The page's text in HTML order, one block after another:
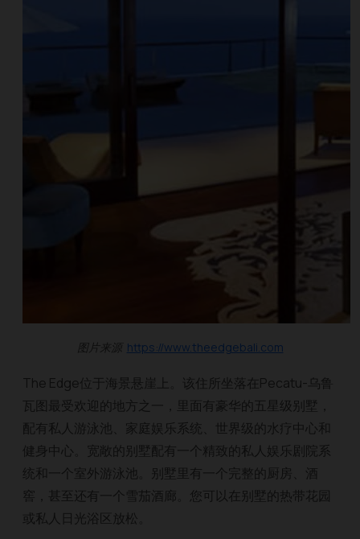
图片来源 https://www.theedgebali.com
The Edge位于海景悬崖上。该住所坐落在Pecatu-乌鲁
瓦图最受欢迎的地方之一，里面有豪华的五星级别墅，
配有私人游泳池、家庭娱乐系统、世界级的水疗中心和
健身中心。宽敞的别墅配有一个精致的私人娱乐剧院系
统和一个室外游泳池。别墅里有一个完整的厨房、酒
窖，甚至还有一个雪茄酒廊。您可以在别墅的热带花园
或私人日光浴区放松。